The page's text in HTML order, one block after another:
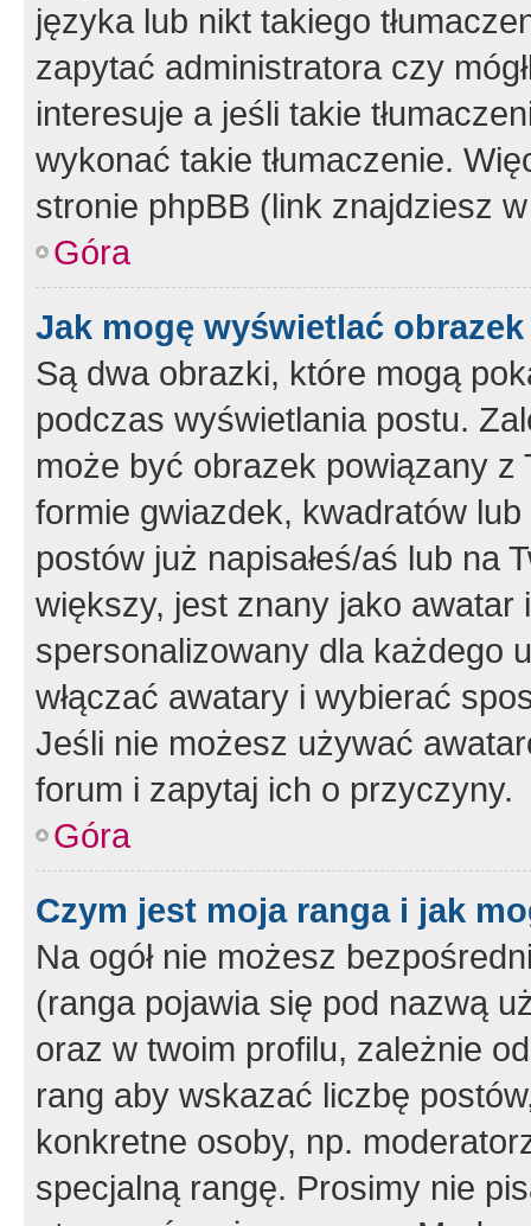
języka lub nikt takiego
zapytać administratora czy
interesuje a jeśli takie
wykonać takie tłumaczenie.
stronie phpBB (link znajdziesz
Góra
Jak mogę wyświetlać
Są dwa obrazki, które mogą
podczas wyświetlania postu.
może być obrazek powiązany z
formie gwiazdek, kwadratów
postów już napisałeś/aś lub na
większy, jest znany jako
spersonalizowany dla każdego
włączać awatary i wybierać
Jeśli nie możesz używać
forum i zapytaj ich o przyczyny.
Góra
Czym jest moja ranga i jak
Na ogół nie możesz
(ranga pojawia się pod nazwą
oraz w twoim profilu, zależnie
rang aby wskazać liczbę
konkretne osoby, np.
specjalną rangę. Prosimy nie